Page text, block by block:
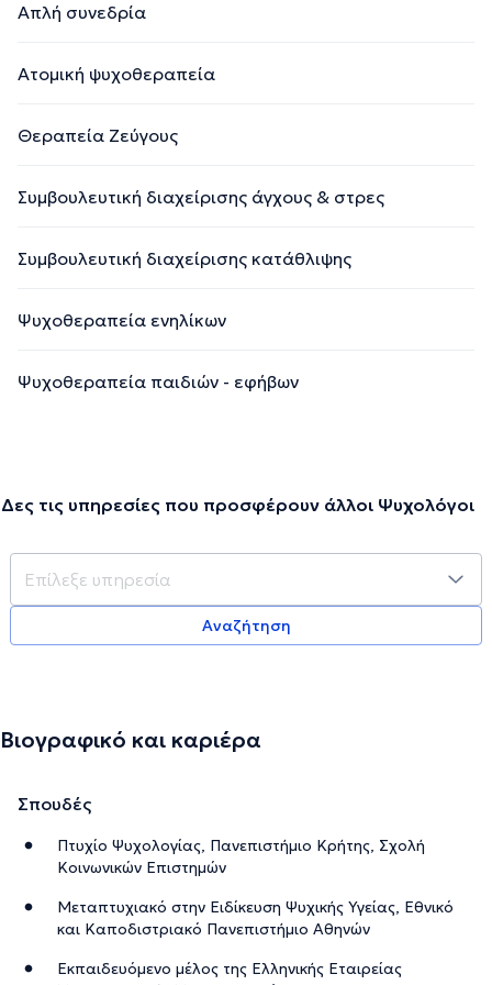
Απλή συνεδρία
Ατομική ψυχοθεραπεία
Θεραπεία Ζεύγους
Συμβουλευτική διαχείρισης άγχους & στρες
Συμβουλευτική διαχείρισης κατάθλιψης
Ψυχοθεραπεία ενηλίκων
Ψυχοθεραπεία παιδιών - εφήβων
Δες τις υπηρεσίες που προσφέρουν άλλοι Ψυχολόγοι
Αναζήτηση
Βιογραφικό και καριέρα
Σπουδές
Πτυχίο Ψυχολογίας, Πανεπιστήμιο Κρήτης, Σχολή
Κοινωνικών Επιστημών
Μεταπτυχιακό στην Ειδίκευση Ψυχικής Υγείας, Εθνικό
και Καποδιστριακό Πανεπιστήμιο Αθηνών
Εκπαιδευόμενο μέλος της Ελληνικής Εταιρείας